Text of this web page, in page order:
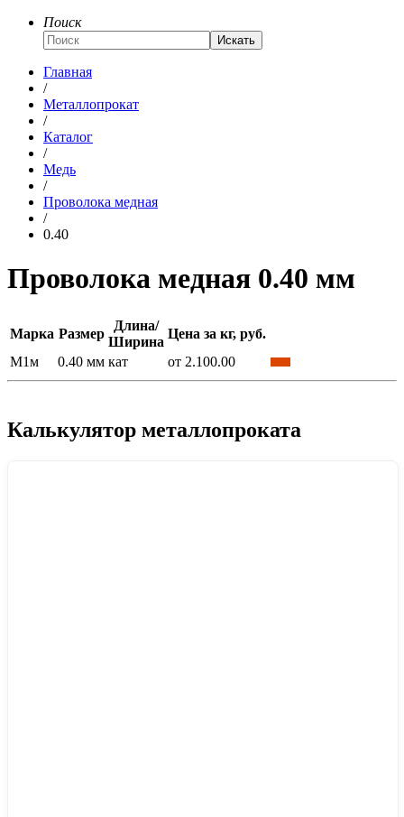
Поиск
Искать
Главная
/
Металлопрокат
/
Каталог
/
Медь
/
Проволока медная
/
0.40
Проволока медная 0.40 мм
Марка Размер
Длина/
Ширина
Цена за кг, руб.
М1м
0.40 мм кат от 2.100.00
Калькулятор металлопроката